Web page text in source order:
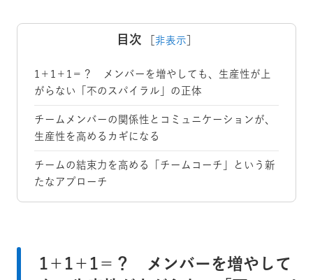
目次 非表示
1＋1＋1＝？ メンバーを増やしても、生産性が上
がらない「不のスパイラル」の正体
チームメンバーの関係性とコミュニケーションが、
生産性を高めるカギになる
チームの結束力を高める「チームコーチ」という新
たなアプローチ
1＋1＋1＝？ メンバーを増やして